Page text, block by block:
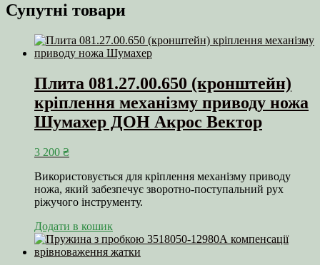
Супутні товари
Плита 081.27.00.650 (кронштейн)
кріплення механізму приводу ножа
Шумахер ДОН Акрос Вектор
3 200 ₴
Використовується для кріплення механізму приводу
ножа, який забезпечує зворотно-поступальний рух
ріжучого інструменту.
Додати в кошик